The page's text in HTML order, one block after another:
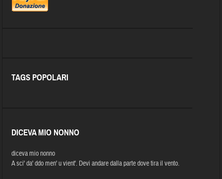
TAGS POPOLARI
DICEVA MIO NONNO
diceva mio nonno
A sci' da' ddo men' u vient'. Devi andare dalla parte dove tira il vento.